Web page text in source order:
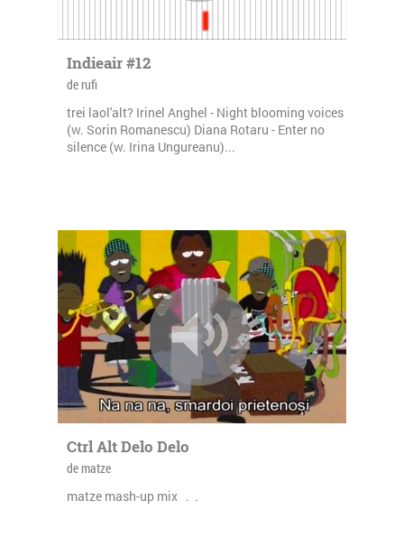
Indieair #12
de rufi
trei laol'alt? Irinel Anghel - Night blooming voices
(w. Sorin Romanescu) Diana Rotaru - Enter no
silence (w. Irina Ungureanu)...
Ctrl Alt Delo Delo
de matze
matze mash-up mix . .